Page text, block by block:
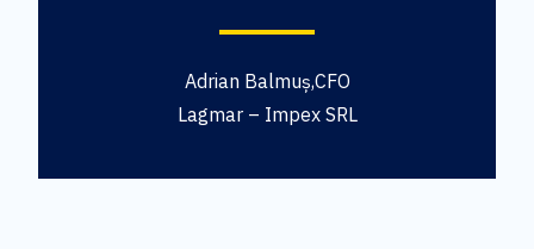
Adrian Balmuș,CFO
Lagmar – Impex SRL